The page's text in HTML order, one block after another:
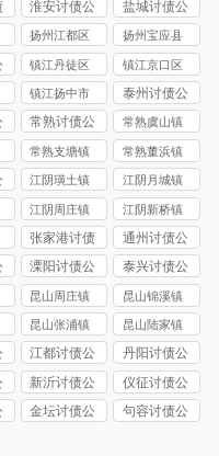
淮安讨债公
司
盐城讨债公
司
扬州江都区
讨债公司
扬州宝应县
讨债公司
镇江丹徒区
讨债公司
镇江京口区
讨债公司
镇江扬中市
讨债公司
泰州讨债公
司
常熟讨债公
司
常熟虞山镇
讨债公司
常熟支塘镇
讨债公司
常熟董浜镇
讨债公司
江阴璜土镇
讨债公司
江阴月城镇
讨债公司
江阴周庄镇
讨债公司
江阴新桥镇
讨债公司
张家港讨债
公司
通州讨债公
司
溧阳讨债公
司
泰兴讨债公
司
昆山周庄镇
讨债公司
昆山锦溪镇
讨债公司
昆山张浦镇
讨债公司
昆山陆家镇
讨债公司
江都讨债公
司
丹阳讨债公
司
新沂讨债公
司
仪征讨债公
司
金坛讨债公
句容讨债公